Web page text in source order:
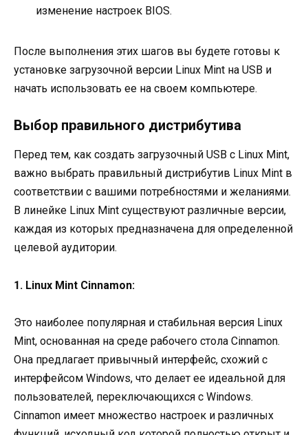
изменение настроек BIOS.
После выполнения этих шагов вы будете готовы к
установке загрузочной версии Linux Mint на USB и
начать использовать ее на своем компьютере.
Выбор правильного дистрибутива
Перед тем, как создать загрузочный USB с Linux Mint,
важно выбрать правильный дистрибутив Linux Mint в
соответствии с вашими потребностями и желаниями.
В линейке Linux Mint существуют различные версии,
каждая из которых предназначена для определенной
целевой аудитории.
1. Linux Mint Cinnamon:
Это наиболее популярная и стабильная версия Linux
Mint, основанная на среде рабочего стола Cinnamon.
Она предлагает привычный интерфейс, схожий с
интерфейсом Windows, что делает ее идеальной для
пользователей, переключающихся с Windows.
Cinnamon имеет множество настроек и различных